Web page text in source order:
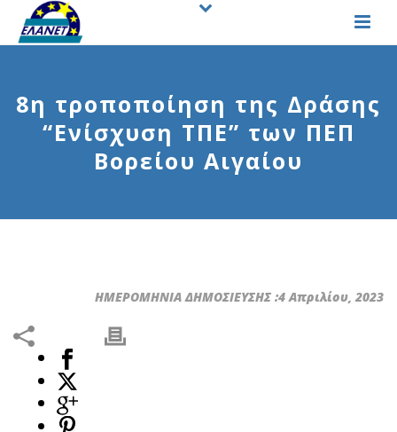
8η τροποποίηση της Δράσης
“Ενίσχυση ΤΠΕ” των ΠΕΠ
Βορείου Αιγαίου
ΗΜΕΡΟΜΗΝΙΑ ΔΗΜΟΣΙΕΥΣΗΣ :4 Απριλίου, 2023